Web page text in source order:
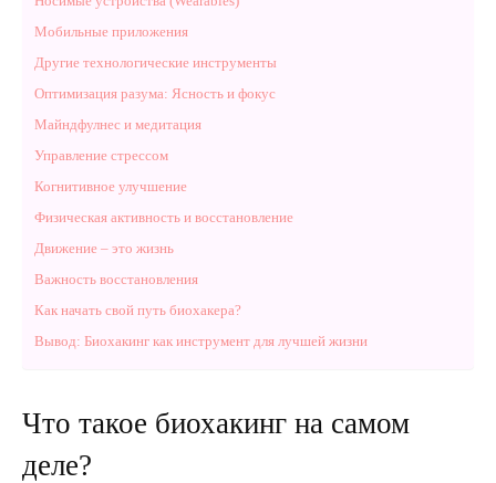
Мобильные приложения
Другие технологические инструменты
Оптимизация разума: Ясность и фокус
Майндфулнес и медитация
Управление стрессом
Когнитивное улучшение
Физическая активность и восстановление
Движение – это жизнь
Важность восстановления
Как начать свой путь биохакера?
Вывод: Биохакинг как инструмент для лучшей жизни
Что такое биохакинг на самом
деле?